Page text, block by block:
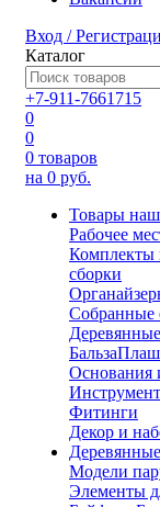
Вход /
Каталог
+7-911-7661715
0
0
0 товаров
на 0 руб.
Товары
Рабочее
Комплекты
сборки
Собранные
Бальза
Основания
Инструмент
Фитинги
Декор и
Модели
Элементы